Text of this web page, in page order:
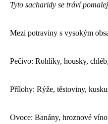
Tyto sacharidy se tráví
Mezi potraviny s vysokým
Pečivo: Rohlíky, housky,
Přílohy: Rýže, těstoviny,
Ovoce: Banány, hroznové